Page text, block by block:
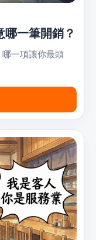
哪一筆開銷？
一項讓你最頭